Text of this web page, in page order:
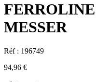
MESSER
Réf : 196749
94,96 €